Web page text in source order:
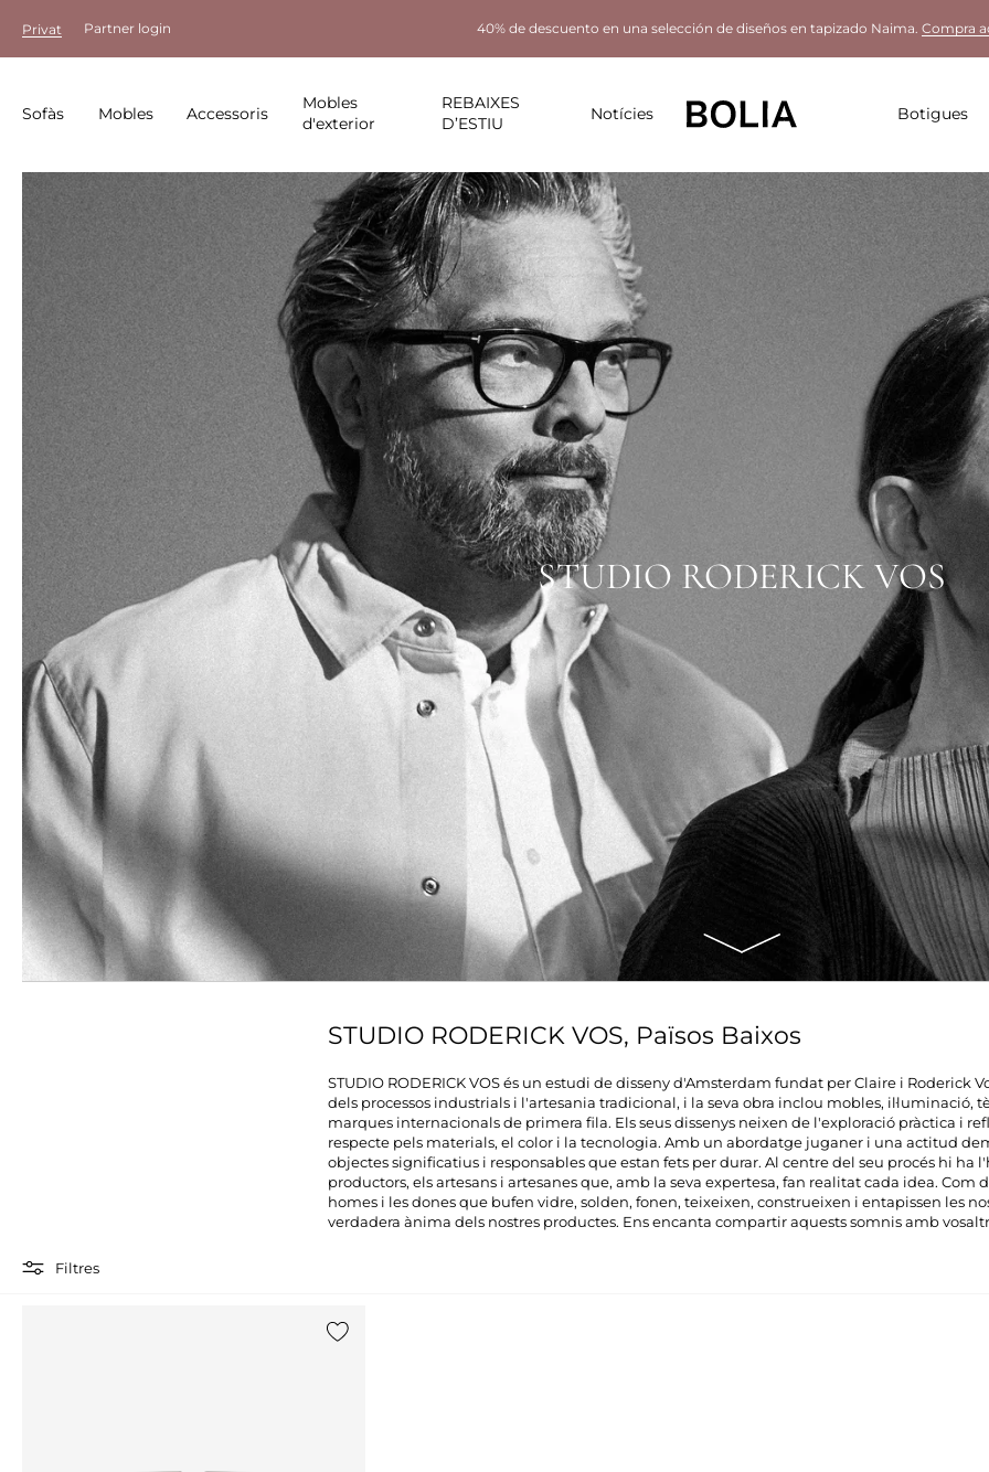
Privat Partner login 40% de descuento en una selección de diseños en tapizado Naima. Compra
Sofàs Mobles Accessoris
Mobles
d'exterior
REBAIXES
D’ESTIU
Notícies Botigues
STUDIO RODERICK VOS
STUDIO RODERICK VOS, Països Baixos
STUDIO RODERICK VOS és un estudi de disseny d'Amsterdam fundat per Claire i Roderick
dels processos industrials i l'artesania tradicional, i la seva obra inclou mobles, il·luminació,
marques internacionals de primera fila. Els seus dissenys neixen de l'exploració pràctica i
respecte pels materials, el color i la tecnologia. Amb un abordatge juganer i una actitud
objectes significatius i responsables que estan fets per durar. Al centre del seu procés hi ha
productors, els artesans i artesanes que, amb la seva expertesa, fan realitat cada idea. Com
homes i les dones que bufen vidre, solden, fonen, teixeixen, construeixen i entapissen les
verdadera ànima dels nostres productes. Ens encanta compartir aquests somnis amb
Filtres